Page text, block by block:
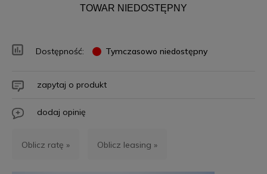
TOWAR NIEDOSTĘPNY
Dostępność: Tymczasowo niedostępny
zapytaj o produkt
dodaj opinię
Oblicz ratę » Oblicz leasing »